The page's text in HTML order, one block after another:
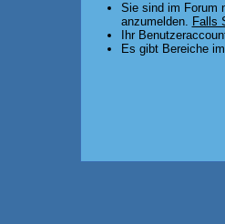
Sie sind im Forum
anzumelden. Falls
Ihr
Es gibt Bereiche